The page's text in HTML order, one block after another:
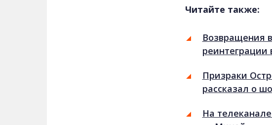
Читайте также:
Возвращения
реинтеграции
Призраки
рассказал о
На